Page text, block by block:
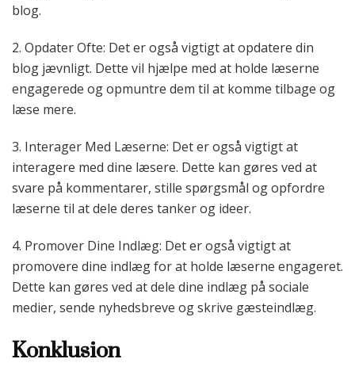
blog.
2. Opdater Ofte: Det er også vigtigt at opdatere din
blog jævnligt. Dette vil hjælpe med at holde læserne
engagerede og opmuntre dem til at komme tilbage og
læse mere.
3. Interager Med Læserne: Det er også vigtigt at
interagere med dine læsere. Dette kan gøres ved at
svare på kommentarer, stille spørgsmål og opfordre
læserne til at dele deres tanker og ideer.
4. Promover Dine Indlæg: Det er også vigtigt at
promovere dine indlæg for at holde læserne engageret.
Dette kan gøres ved at dele dine indlæg på sociale
medier, sende nyhedsbreve og skrive gæsteindlæg.
Konklusion